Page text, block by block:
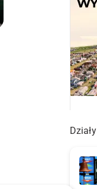
Działy